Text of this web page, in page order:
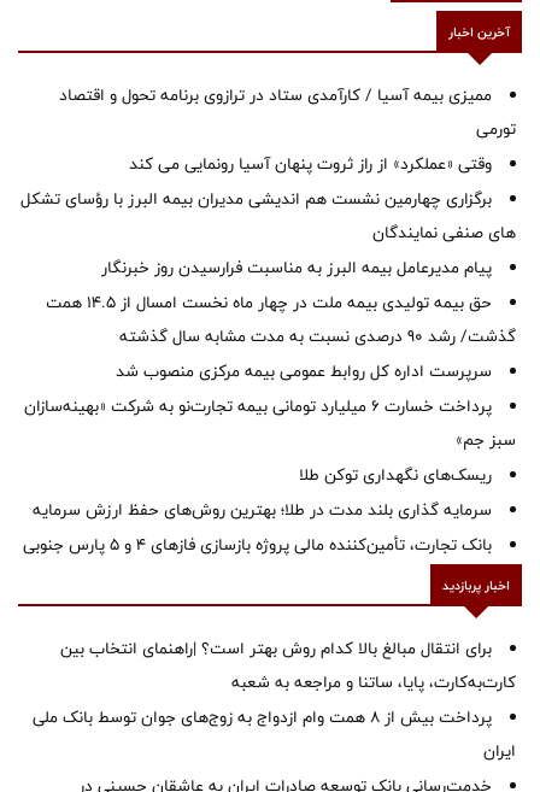
آخرین اخبار
ممیزی بیمه آسیا / کارآمدی ستاد در ترازوی برنامه تحول و اقتصاد
تورمی
وقتی «عملکرد» از راز ثروت پنهان آسیا رونمایی می کند
برگزاری چهارمین نشست هم اندیشی مدیران بیمه البرز با رؤسای تشکل
های صنفی نمایندگان
پیام مدیرعامل بیمه البرز به مناسبت فرارسیدن روز خبرنگار
حق بیمه تولیدی بیمه ملت در چهار ماه نخست امسال از 14.5 همت
گذشت/ رشد 90 درصدی نسبت به مدت مشابه سال گذشته
سرپرست اداره كل روابط عمومی بیمه مركزی منصوب شد
پرداخت خسارت ۶ میلیارد تومانی بیمه تجارت‌نو به شرکت «بهینه‌سازان
سبز جم»
ریسک‌های نگهداری توکن طلا
سرمایه گذاری بلند مدت در طلا؛ بهترین روش‌های حفظ ارزش سرمایه
بانک تجارت، تأمین‌کننده مالی پروژه بازسازی فازهای ۴ و ۵ پارس جنوبی
اخبار پربازدید
برای انتقال مبالغ بالا کدام روش بهتر است؟ |راهنمای انتخاب بین
کارت‌به‌کارت، پایا، ساتنا و مراجعه به شعبه
پرداخت بیش از ۸ همت وام ازدواج به زوج‌های جوان توسط بانک ملی
ایران
خدمت‌رسانی بانک توسعه صادرات ایران به عاشقان حسینی در